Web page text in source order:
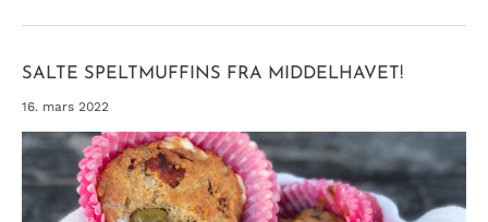
OG
SALTE SPELTMUFFINS FRA MIDDELHAVET!
16. mars 2022